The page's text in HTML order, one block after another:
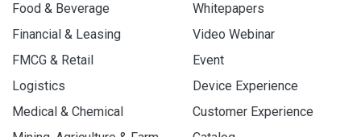
Food & Beverage
Financial & Leasing
FMCG & Retail
Logistics
Medical & Chemical
Whitepapers
Video Webinar
Event
Device Experience
Customer Experience